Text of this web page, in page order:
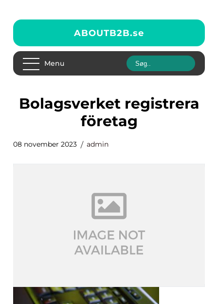
ABOUTB2B.se
Menu
bolagsverket registrera
företag
08 november 2023 admin